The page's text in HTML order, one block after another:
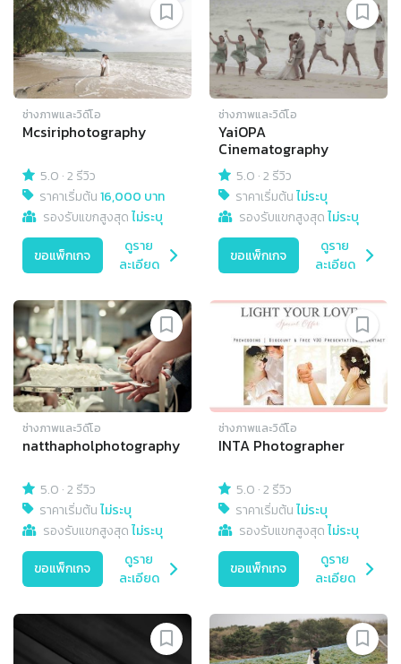
ช่างภาพและวิดีโอ
Mcsiriphotography
5.0 ·2 รีวิว
ราคาเริ่มต้น16,000 บาท
รองรับแขกสูงสุดไม่ระบุ
ขอแพ็กเกจ
ดูราย
ละเอียด
ช่างภาพและวิดีโอ
YaiOPA
Cinematography
5.0 ·2 รีวิว
ราคาเริ่มต้นไม่ระบุ
รองรับแขกสูงสุดไม่ระบุ
ขอแพ็กเกจ
ดูราย
ละเอียด
ช่างภาพและวิดีโอ
natthapholphotography
5.0 ·2 รีวิว
ราคาเริ่มต้นไม่ระบุ
รองรับแขกสูงสุดไม่ระบุ
ขอแพ็กเกจ
ดูราย
ละเอียด
ช่างภาพและวิดีโอ
INTA Photographer
5.0 ·2 รีวิว
ราคาเริ่มต้นไม่ระบุ
รองรับแขกสูงสุดไม่ระบุ
ขอแพ็กเกจ
ดูราย
ละเอียด